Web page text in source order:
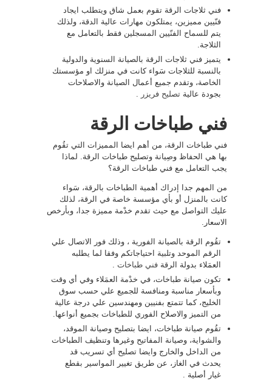
فني ثلاجات الرقة تقوم بعمل شاق ويتطلب ايجاد
فنّيين مميزين، يمتلكون مهارات عالية الدقة، ولذلك
يتم للسماح الفنّيين المسجلين فقط بالتعامل مع
الثلاجة.
يتميز فني ثلاجات الرقة بالصيانة السنوية والدولية
بالنسبة للثلاجات سَواء كانت في منزلك او مؤسستك
الخاصة، وتقدم جميع أعمال الصيانة والاصلاحات
بجودة عالية تصليح فريزر
فني طباخات الرقة
فني طباخات الرقة، من أهم ايضا المميزات التي تقُوم
بها هي الحفاظ وصِيانة وتصليح طباخات الرقة. لماذا
يجب التعامل مع فني طباخات الرقة؟
من المهم جدا إدراك أهمية الطباخات بالرقة، سَواء
كانت بالمنزل أو بأي مؤسسة خاصة في الرقة، لذلك
عليك التواصل مع حيث تقدم خدْمة مميزة جدا، وبأرخص
الاسعار.
تقُوم الرقة بالصيانة الفورية ، وذلك فور الاتصال علي
الرقم الموحد وتلبية احتياجاتكم وفقا لما يطلبه
العمَلاء بدولة الرقة فني طباخات
تكون صيانة طباخات، في خدْمة العمَلاء وفي أي وقت
وبأسعار مناسبة ومنافسة للجميع علي حسب سوق
الخليج، كما تتمتع بفنيين ومهندسين علي درجة عالية
من التميز والاصلاح الفوري للطباخات بجميع أنواعها.
تقُوم صيانة طباخات، ايضا بتصليح وصيانة الموقد،
والشواية، وصيانة المفاتيح وغيرها وتنظيف الطباخات
من الداخل والخارج وايضا تصليح أي تسريب قد
يحدث في الغاز، عن طريق تغيير المواسير بقطع
غيار أصلية .